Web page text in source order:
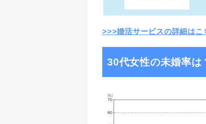
>>>婚活サービスの詳細はこ
30代女性の未婚率は